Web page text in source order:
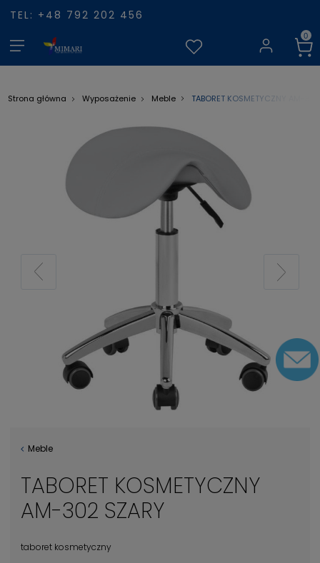
TEL: +48 792 202 456
Strona główna Wyposażenie Meble TABORET KOSMETYCZNY AM-
Meble
TABORET KOSMETYCZNY
AM-302 SZARY
taboret kosmetyczny